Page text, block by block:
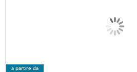
a partire da